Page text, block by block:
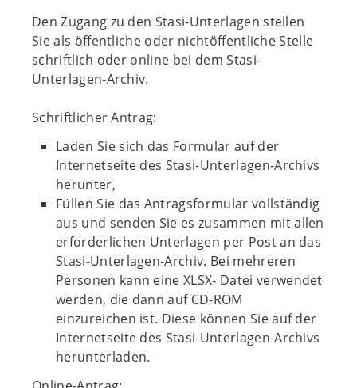
Den Zugang zu den Stasi-Unterlagen stellen
Sie als öffentliche oder nichtöffentliche Stelle
schriftlich oder online bei dem Stasi-
Unterlagen-Archiv.
Schriftlicher Antrag:
Laden Sie sich das Formular auf der
Internetseite des Stasi-Unterlagen-Archivs
herunter,
Füllen Sie das Antragsformular vollständig
aus und senden Sie es zusammen mit allen
erforderlichen Unterlagen per Post an das
Stasi-Unterlagen-Archiv. Bei mehreren
Personen kann eine XLSX- Datei verwendet
werden, die dann auf CD-ROM
einzureichen ist. Diese können Sie auf der
Internetseite des Stasi-Unterlagen-Archivs
herunterladen.